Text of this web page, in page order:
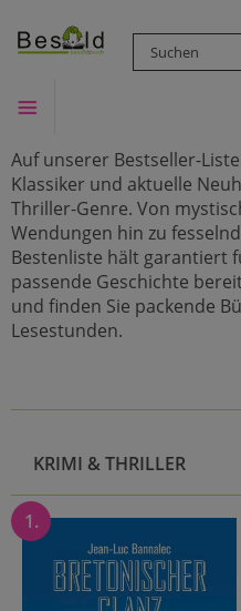
Auf unserer Bestseller-
Klassiker und aktuelle
Thriller-Genre. Von
Wendungen hin zu
Bestenliste hält garantiert
passende Geschichte
und finden Sie packende
Lesestunden.
KRIMI & THRILLER
1.